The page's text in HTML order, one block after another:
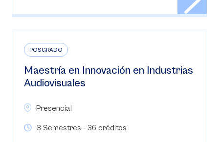
POSGRADO
Maestría en Innovación en Industrias
Audiovisuales
Presencial
3 Semestres - 36 créditos